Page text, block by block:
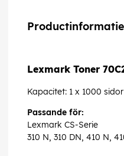
Productinformatie
Lexmark Toner
Kapacitet: 1 x 1000 sidor
Passande för:
Lexmark CS-Serie
310 N, 310 DN, 410 N,